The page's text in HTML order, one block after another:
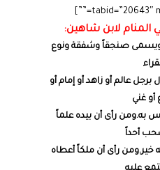
tabid=”20643″
المنام لابن شاهين:
ويسمى صنجقاً وشفقة ونوع
عالم أو زاهد أو إمام أو
غني
به.ومن رأى أن بيده علماً
أحداً
رأى أن ملكاً أعطاه